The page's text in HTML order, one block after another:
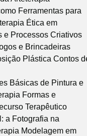
Ferramentas para
Ética em
e Processos Criativos
e Brincadeiras
Plástica Contos
Básicas de Pintura e
Formas e
Terapêutico
a Fotografia na
Modelagem em